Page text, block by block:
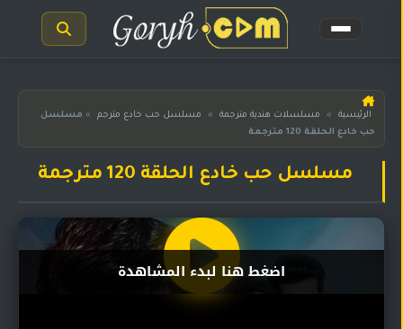
الرئيسية
مسلسلات
المترجمة
الرئيسية » مسلسلات هندية مترجمة » مسلسل حب خادع مترجم » مسلسل
حب خادع الحلقة 120 مترجمة
مسلسل حب خادع الحلقة 120 مترجمة
اضغط هنا لبدء المشاهدة